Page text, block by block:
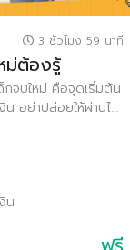
3 ชั่วโมง 59 นาที
ม่ต้องรู้
กจบใหม่ คือจุดเริ่มต้น
อย่าปล่อยให้ผ่านไป
น